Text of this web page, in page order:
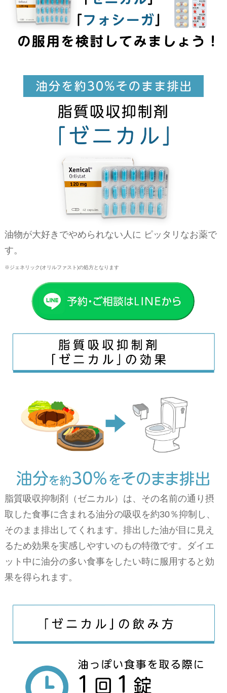
油物が大好きでやめられない人に ピッタリなお薬で
す。
※ジェネリック(オリルファスト)の処方となります
脂質吸収抑制剤（ゼニカル）は、その名前の通り摂
取した食事に含まれる油分の吸収を約30％抑制し、
そのまま排出してくれます。排出した油が目に見え
るため効果を実感しやすいのもの特徴です。ダイエ
ット中に油分の多い食事をしたい時に服用すると効
果を得られます。